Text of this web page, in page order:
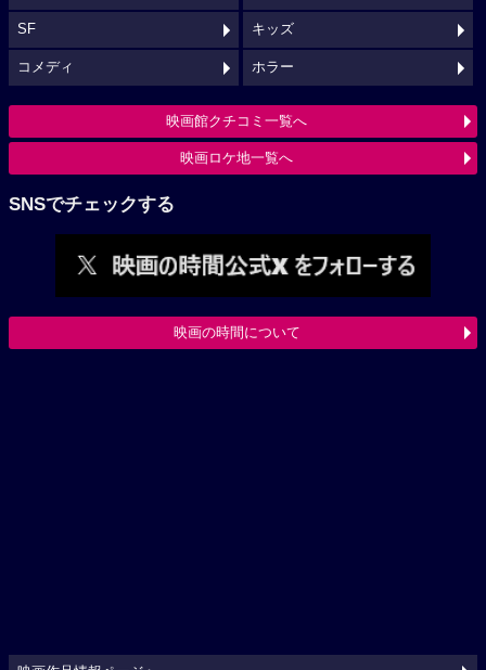
SF キッズ
コメディ ホラー
映画館クチコミ一覧へ
映画ロケ地一覧へ
SNSでチェックする
映画の時間について